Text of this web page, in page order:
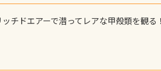
チドエアーで潜ってレアな甲殻類を観る！